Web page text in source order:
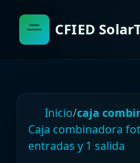
CFIED
Inicio/caja
Caja combinadora
entradas y 1 salida